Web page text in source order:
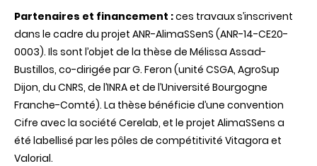
Partenaires et financement :ces travaux s’inscrivent
dans le cadre du projet ANR-AlimaSSenS (ANR-14-CE20-
0003). Ils sont l’objet de la thèse de Mélissa Assad-
Bustillos, co-dirigée par G. Feron (unité CSGA, AgroSup
Dijon, du CNRS, de l’INRA et de l’Université Bourgogne
Franche-Comté). La thèse bénéficie d’une convention
Cifre avec la société Cerelab, et le projet AlimaSSens a
été labellisé par les pôles de compétitivité Vitagora et
Valorial.